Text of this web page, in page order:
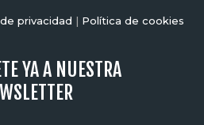
privacidad | Política de cookies
YA A NUESTRA